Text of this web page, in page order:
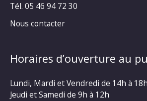
Tél. 05 46 94 72 30
Nous contacter
Horaires d’ouverture au
Lundi, Mardi et Vendredi de 14h à 18h
Jeudi et Samedi de 9h à 12h